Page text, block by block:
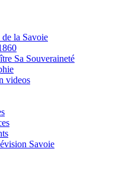
la Savoie
Sa Souveraineté
videos
Savoie